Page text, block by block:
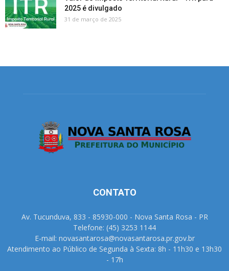
2025 é divulgado
31 de março de 2025
CONTATO
Av. Tucunduva, 833 - 85930-000 - Nova Santa Rosa - PR
Telefone: (45) 3253 1144
E-mail: novasantarosa@novasantarosa.pr.gov.br
Atendimento ao Público de Segunda à Sexta: 8h - 11h30 e 13h30
- 17h